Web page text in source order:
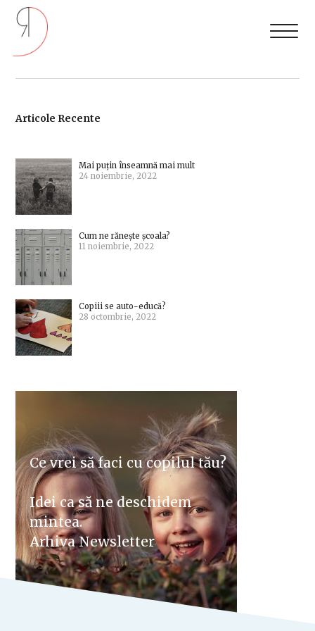
Articole Recente
Mai puțin înseamnă mai mult
24 noiembrie, 2022
Cum ne rănește școala?
11 noiembrie, 2022
Copiii se auto-educă?
28 octombrie, 2022
Ce vrei să faci cu copilul tău?
Idei ca să ne deschidem
mintea.
Arhiva Newsletter